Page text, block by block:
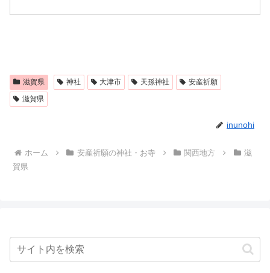
滋賀県 神社 大津市 天孫神社
安産祈願
滋賀県
inunohi
ホーム 安産祈願の神社・お寺 関西地方
滋
賀県